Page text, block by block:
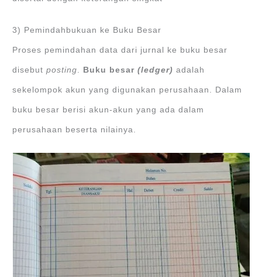
3) Pemindahbukuan ke Buku Besar
Proses pemindahan data dari jurnal ke buku besar
disebutposting. Buku besar(ledger) adalah
sekelompok akun yang digunakan perusahaan. Dalam
buku besar berisi akun-akun yang ada dalam
perusahaan beserta nilainya.